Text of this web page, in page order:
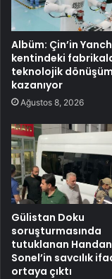
Albüm: Çin’in
kentindeki
teknolojik dönüşüm
kazanıyor
Ağustos 8, 2026
Gülistan Doku
soruşturmasında
tutuklanan Handan
Sonel’in savcılık
ortaya çıktı